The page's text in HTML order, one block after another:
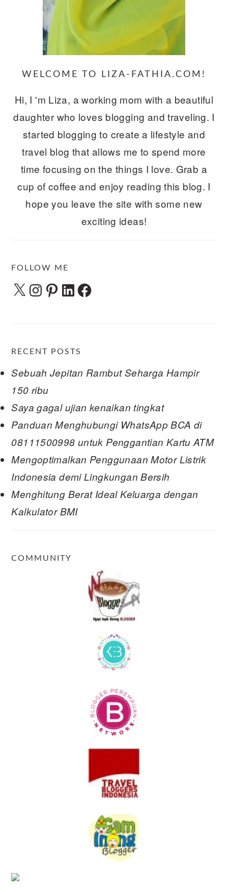
WELCOME TO LIZA-FATHIA.COM!
Hi, I 'm Liza, a working mom with a beautiful
daughter who loves blogging and traveling. I
started blogging to create a lifestyle and
travel blog that allows me to spend more
time focusing on the things I love. Grab a
cup of coffee and enjoy reading this blog. I
hope you leave the site with some new
exciting ideas!
FOLLOW ME
X Instagram
Pinterest
LinkedInFacebook
RECENT POSTS
Sebuah Jepitan Rambut Seharga Hampir
150 ribu
Saya gagal ujian kenaikan tingkat
Panduan Menghubungi WhatsApp BCA di
08111500998 untuk Penggantian Kartu ATM
Mengoptimalkan Penggunaan Motor Listrik
Indonesia demi Lingkungan Bersih
Menghitung Berat Ideal Keluarga dengan
Kalkulator BMI
COMMUNITY